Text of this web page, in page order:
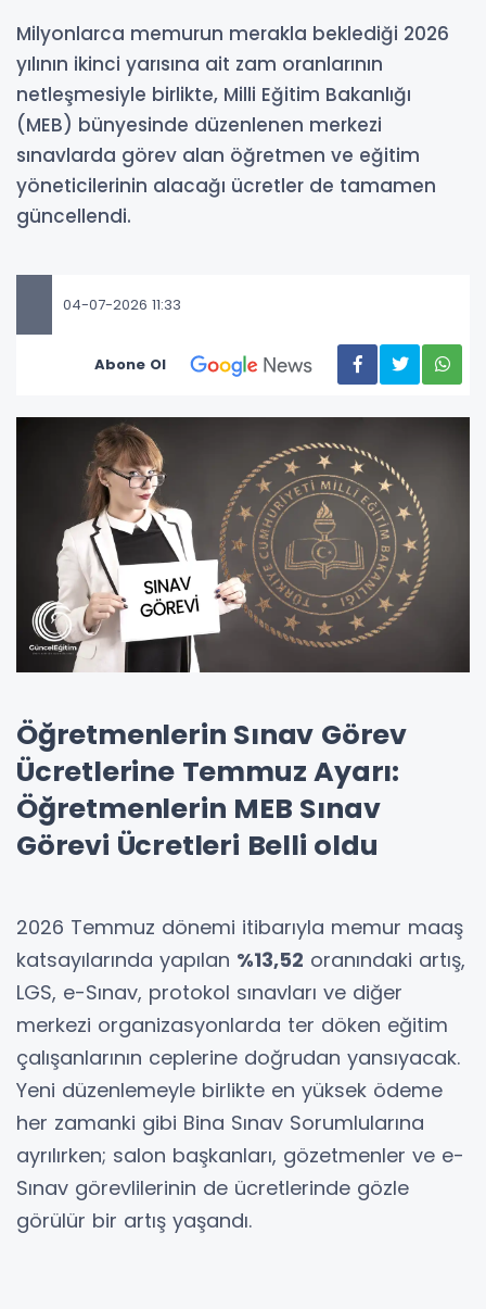
Milyonlarca memurun merakla beklediği 2026
yılının ikinci yarısına ait zam oranlarının
netleşmesiyle birlikte, Milli Eğitim Bakanlığı
(MEB) bünyesinde düzenlenen merkezi
sınavlarda görev alan öğretmen ve eğitim
yöneticilerinin alacağı ücretler de tamamen
güncellendi.
04-07-2026 11:33
Abone Ol
Öğretmenlerin Sınav Görev
Ücretlerine Temmuz Ayarı:
Öğretmenlerin MEB Sınav
Görevi Ücretleri Belli oldu
2026 Temmuz dönemi itibarıyla memur maaş
katsayılarında yapılan %13,52 oranındaki artış,
LGS, e-Sınav, protokol sınavları ve diğer
merkezi organizasyonlarda ter döken eğitim
çalışanlarının ceplerine doğrudan yansıyacak.
Yeni düzenlemeyle birlikte en yüksek ödeme
her zamanki gibi Bina Sınav Sorumlularına
ayrılırken; salon başkanları, gözetmenler ve e-
Sınav görevlilerinin de ücretlerinde gözle
görülür bir artış yaşandı.